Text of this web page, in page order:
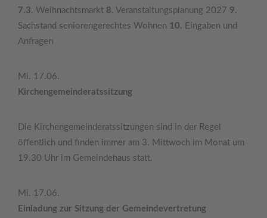
7.3. Weihnachtsmarkt 8. Veranstaltungsplanung 2027 9.
Sachstand seniorengerechtes Wohnen 10. Eingaben und
Anfragen
Mi. 17.06.
Kirchengemeinderatssitzung
Die Kirchengemeinderatssitzungen sind in der Regel
öffentlich und finden immer am 3. Mittwoch im Monat um
19.30 Uhr im Gemeindehaus statt.
Mi. 17.06.
Einladung zur Sitzung der Gemeindevertretung